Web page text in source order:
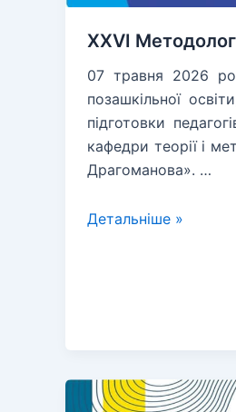
ХХVI
07 травня 2026
позашкільної
підготовки
кафедри теорії і
Драгоманова». …
ХХVI
Детальніше »